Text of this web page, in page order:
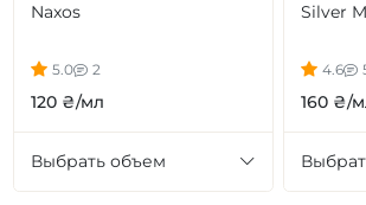
Naxos
5.0 2
120 ₴/мл
Выбрать объем
Silver
4.6
160 ₴/